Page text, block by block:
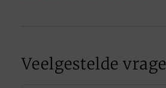
Veelgestelde